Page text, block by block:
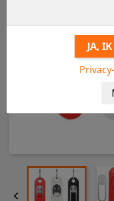
